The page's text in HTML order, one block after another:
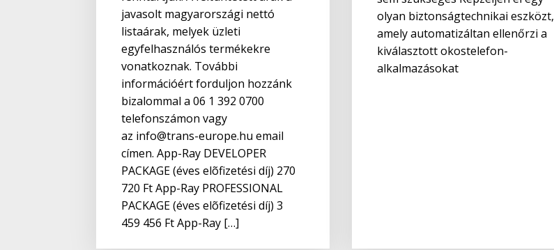
javasolt magyarországi nettó
listaárak, melyek üzleti
egyfelhasználós termékekre
vonatkoznak. További
információért forduljon hozzánk
bizalommal a 06 1 392 0700
telefonszámon vagy
az info@trans-europe.hu email
címen. App-Ray DEVELOPER
PACKAGE (éves elõfizetési díj) 270
720 Ft App-Ray PROFESSIONAL
PACKAGE (éves elõfizetési díj) 3
459 456 Ft App-Ray […]
olyan biztonságtechnikai eszközt,
amely automatizáltan ellenőrzi a
kiválasztott okostelefon-
alkalmazásokat